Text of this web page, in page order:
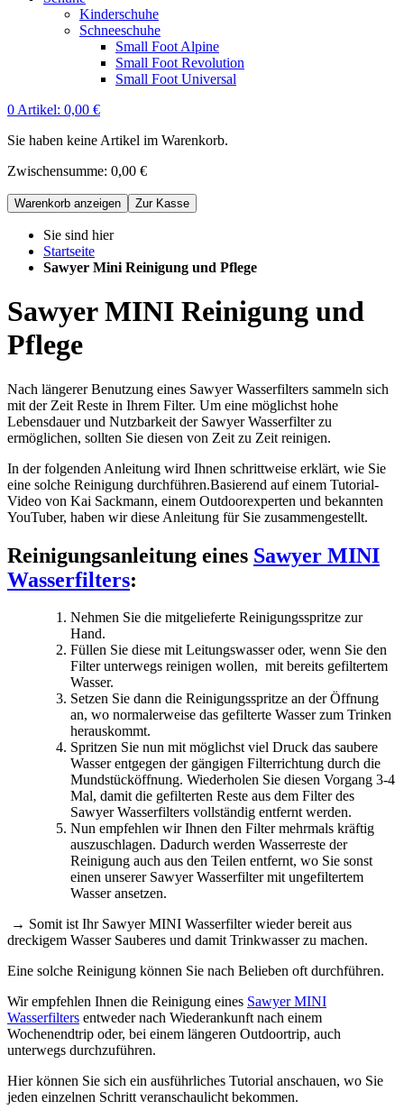
Kinderschuhe
Schneeschuhe
Small Foot Alpine
Small Foot Revolution
Small Foot Universal
0 Artikel: 0,00 €
Sie haben keine Artikel im Warenkorb.
Zwischensumme: 0,00 €
Warenkorb anzeigen Zur Kasse
Sie sind hier
Startseite
Sawyer Mini Reinigung und Pflege
Sawyer MINI Reinigung und
Pflege
Nach längerer Benutzung eines Sawyer Wasserfilters sammeln sich
mit der Zeit Reste in Ihrem Filter. Um eine möglichst hohe
Lebensdauer und Nutzbarkeit der Sawyer Wasserfilter zu
ermöglichen, sollten Sie diesen von Zeit zu Zeit reinigen.
In der folgenden Anleitung wird Ihnen schrittweise erklärt, wie Sie
eine solche Reinigung durchführen.Basierend auf einem Tutorial-
Video von Kai Sackmann, einem Outdoorexperten und bekannten
YouTuber, haben wir diese Anleitung für Sie zusammengestellt.
Reinigungsanleitung eines Sawyer MINI
Wasserfilters:
Nehmen Sie die mitgelieferte Reinigungsspritze zur
Hand.
Füllen Sie diese mit Leitungswasser oder, wenn Sie den
Filter unterwegs reinigen wollen, mit bereits gefiltertem
Wasser.
Setzen Sie dann die Reinigungsspritze an der Öffnung
an, wo normalerweise das gefilterte Wasser zum Trinken
herauskommt.
Spritzen Sie nun mit möglichst viel Druck das saubere
Wasser entgegen der gängigen Filterrichtung durch die
Mundstücköffnung. Wiederholen Sie diesen Vorgang 3-4
Mal, damit die gefilterten Reste aus dem Filter des
Sawyer Wasserfilters vollständig entfernt werden.
Nun empfehlen wir Ihnen den Filter mehrmals kräftig
auszuschlagen. Dadurch werden Wasserreste der
Reinigung auch aus den Teilen entfernt, wo Sie sonst
einen unserer Sawyer Wasserfilter mit ungefiltertem
Wasser ansetzen.
→ Somit ist Ihr Sawyer MINI Wasserfilter wieder bereit aus
dreckigem Wasser Sauberes und damit Trinkwasser zu machen.
Eine solche Reinigung können Sie nach Belieben oft durchführen.
Wir empfehlen Ihnen die Reinigung eines Sawyer MINI
Wasserfilters entweder nach Wiederankunft nach einem
Wochenendtrip oder, bei einem längeren Outdoortrip, auch
unterwegs durchzuführen.
Hier können Sie sich ein ausführliches Tutorial anschauen, wo Sie
jeden einzelnen Schritt veranschaulicht bekommen.